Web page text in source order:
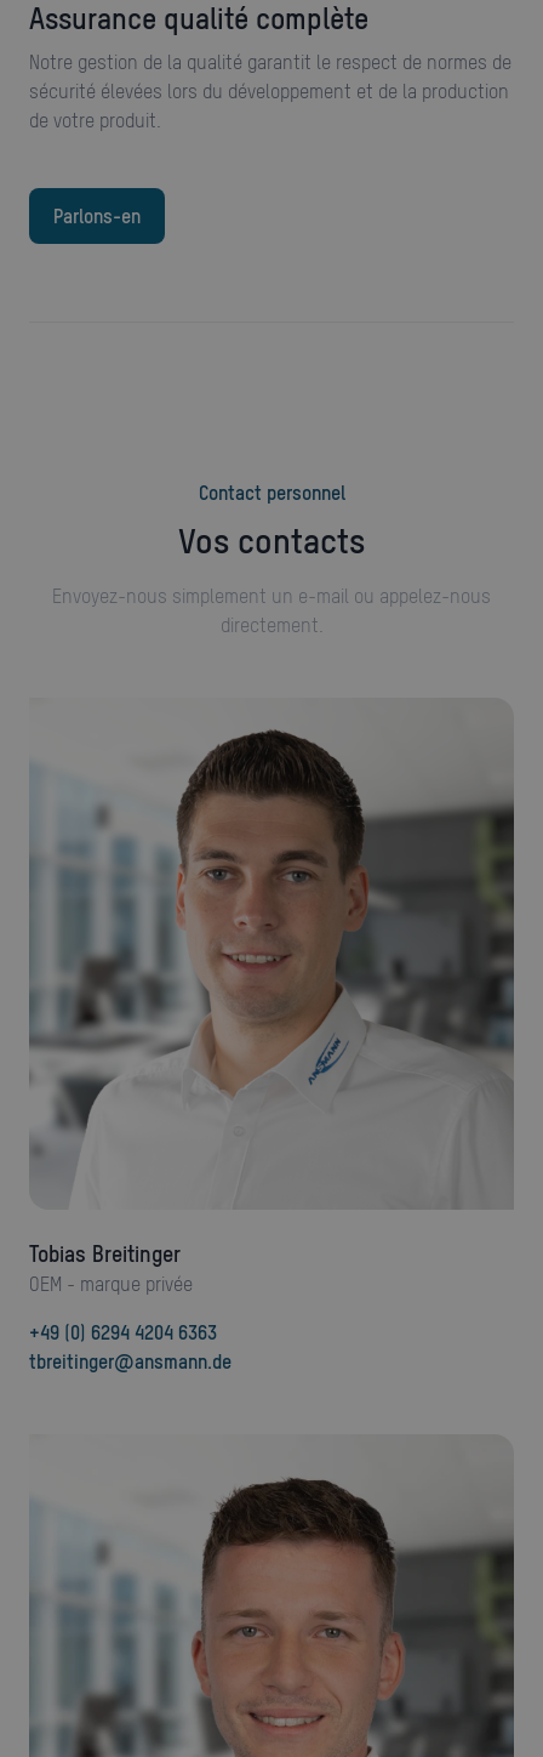
Assurance qualité complète
Notre gestion de la qualité garantit le respect de normes de
sécurité élevées lors du développement et de la production
de votre produit.
Parlons-en
Contact personnel
Vos contacts
Envoyez-nous simplement un e-mail ou appelez-nous
directement.
Tobias Breitinger
OEM - marque privée
+49 (0) 6294 4204 6363
tbreitinger@ansmann.de